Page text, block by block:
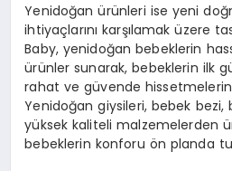
Yenidoğan ürünleri ise yeni
ihtiyaçlarını karşılamak üzere
Baby, yenidoğan bebeklerin
ürünler sunarak, bebeklerin ilk
rahat ve güvende
Yenidoğan giysileri, bebek
yüksek kaliteli malzemelerden
bebeklerin konforu ön planda